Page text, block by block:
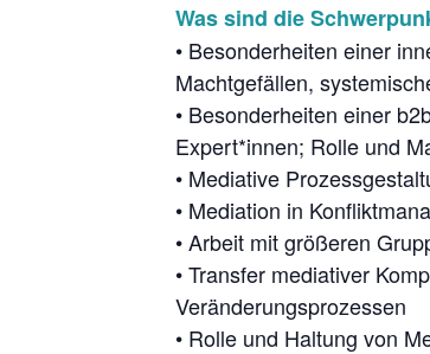
Was sind die
• Besonderheiten einer
Machtgefällen,
• Besonderheiten einer
Expert*innen; Rolle und
• Mediative
• Mediation in
• Arbeit mit größeren
• Transfer mediativer
Veränderungsprozessen
• Rolle und Haltung von